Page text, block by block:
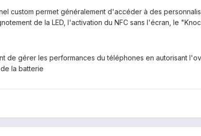
custom permet généralement d'accéder à des
de la LED, l'activation du NFC sans l'écran, le
de gérer les performances du téléphones en autorisant
la batterie